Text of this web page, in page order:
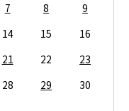
7 8
9
14 15
16
21 22
23
28 29
30